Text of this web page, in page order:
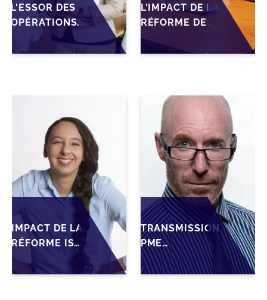
L'ESSOR DES
OPÉRATIONS
DE M&A MID-
MARKET AU
OPPORTUNITÉS
LES PME
L'IMPACT DE LA
RÉFORME DE
L'IS MAROCAIN
SUR LA
FAMILIALES
IMPACT DE LA
RÉFORME IS
TRANSMISSION
TRANSMISSION
PME
MAROCAINES :
SÉCURISER LA